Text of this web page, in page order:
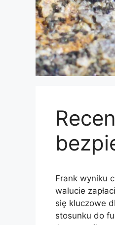
Frank wyniku
walucie
się kluczowe
stosunku do